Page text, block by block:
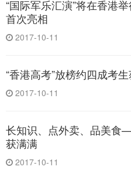
“国际军乐汇演”将在香港
首次亮相
2017-10-11
“香港高考”放榜约四成考
2017-10-11
长知识、点外卖、品美
获满满
2017-10-11